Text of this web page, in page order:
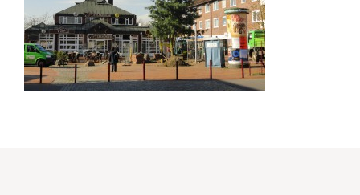
SUCHE
NACH: